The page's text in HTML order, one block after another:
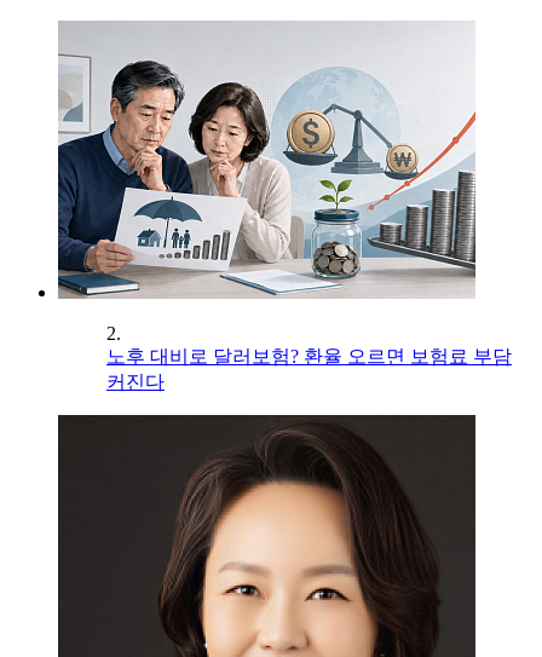
2.
노후 대비로 달러보험? 환율 오르면 보험료 부담
커진다